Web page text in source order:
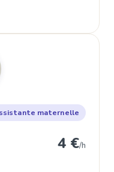
maternelle
4 €/h